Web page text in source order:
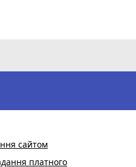
сайтом
платного